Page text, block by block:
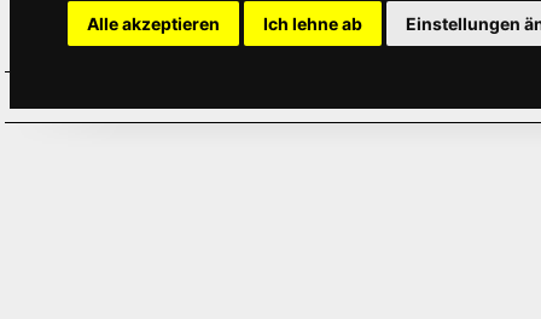
Alle akzeptieren Ich lehne ab Einstellungen